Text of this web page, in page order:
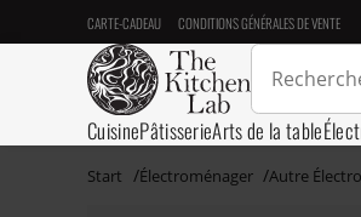
CARTE-CADEAU CONDITIONS GÉNÉRALES DE VENTE
CuisinePâtisserieArts de la table
Start Électroménager Autre